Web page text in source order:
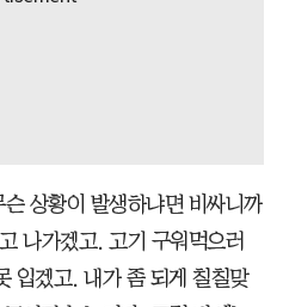
상황이 발생하냐면 비싸니까
나가겠고. 고기 구워먹으러
입겠고. 내가 좀 되게 칠칠맞